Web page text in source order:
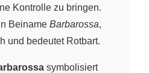
Kontrolle zu bringen.
Beiname Barbarossa,
und bedeutet Rotbart.
symbolisiert